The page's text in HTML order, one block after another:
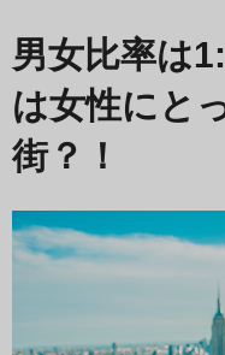
男女比率は
は女性にと
街？！